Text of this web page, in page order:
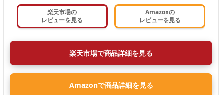
楽天市場の
レビューを見る
Amazonの
レビューを見る
楽天市場で商品詳細を見る
Amazonで商品詳細を見る